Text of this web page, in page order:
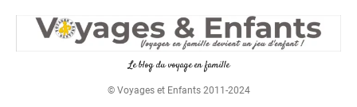
Le blog du voyage en famille
© Voyages et Enfants 2011-2024